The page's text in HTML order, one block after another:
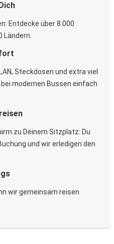
Entdecke über 8.000
Ländern.
Steckdosen und extra viel
modernen Bussen einfach
zu Deinem Sitzplatz: Du
und wir erledigen den
wir gemeinsam reisen